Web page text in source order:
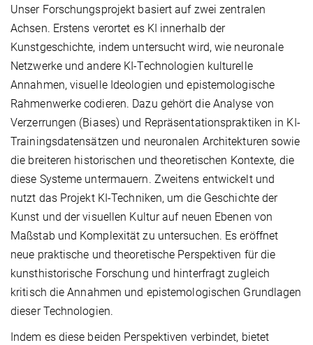
Unser Forschungsprojekt basiert auf zwei zentralen
Achsen. Erstens verortet es KI innerhalb der
Kunstgeschichte, indem untersucht wird, wie neuronale
Netzwerke und andere KI-Technologien kulturelle
Annahmen, visuelle Ideologien und epistemologische
Rahmenwerke codieren. Dazu gehört die Analyse von
Verzerrungen (Biases) und Repräsentationspraktiken in KI-
Trainingsdatensätzen und neuronalen Architekturen sowie
die breiteren historischen und theoretischen Kontexte, die
diese Systeme untermauern. Zweitens entwickelt und
nutzt das Projekt KI-Techniken, um die Geschichte der
Kunst und der visuellen Kultur auf neuen Ebenen von
Maßstab und Komplexität zu untersuchen. Es eröffnet
neue praktische und theoretische Perspektiven für die
kunsthistorische Forschung und hinterfragt zugleich
kritisch die Annahmen und epistemologischen Grundlagen
dieser Technologien.
Indem es diese beiden Perspektiven verbindet, bietet